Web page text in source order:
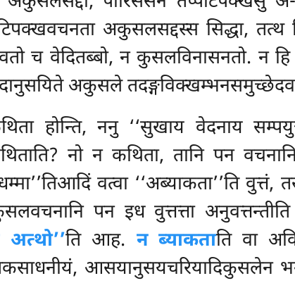
अकुसलसद्दस्स सिद्धा,
च वेदितब्बो, न कुसलविनासनतो. न
अकुसले
होन्ति, ननु ‘‘सुखाय वेदनाय
नो न कथिता, तानि पन
वत्वा ‘‘अब्याकता’’ति वुत्तं,
पन इध वुत्तत्ता
ति आह. न ब्याकताति वा
आसयानुसयचरियादिकुसलेन